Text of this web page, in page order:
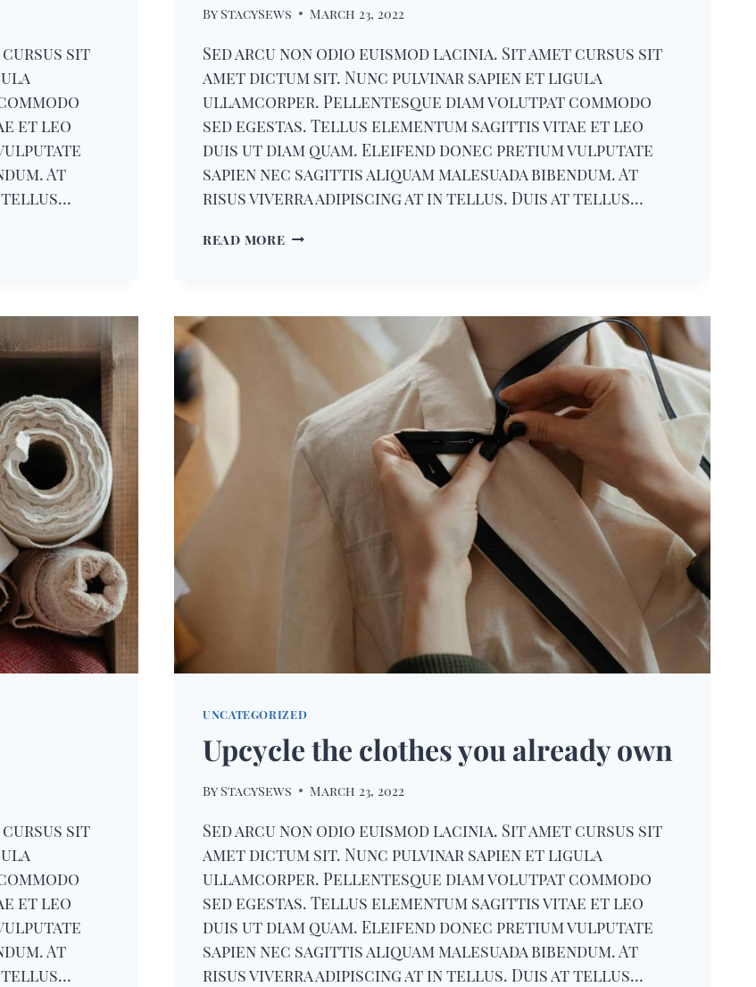
cursus sit
et leo
At
tellus…
By StacySews March 23, 2022
Sed arcu non odio euismod lacinia. Sit amet cursus sit
amet dictum sit. Nunc pulvinar sapien et ligula
ullamcorper. Pellentesque diam volutpat commodo
sed egestas. Tellus elementum sagittis vitae et leo
duis ut diam quam. Eleifend donec pretium vulputate
sapien nec sagittis aliquam malesuada bibendum. At
risus viverra adipiscing at in tellus. Duis at tellus…
READ MOREANOTHER
cursus sit
et leo
At
tellus…
UNCATEGORIZED
Upcycle the clothes you already own
By StacySews March 23, 2022
Sed arcu non odio euismod lacinia. Sit amet cursus sit
amet dictum sit. Nunc pulvinar sapien et ligula
ullamcorper. Pellentesque diam volutpat commodo
sed egestas. Tellus elementum sagittis vitae et leo
duis ut diam quam. Eleifend donec pretium vulputate
sapien nec sagittis aliquam malesuada bibendum. At
risus viverra adipiscing at in tellus. Duis at tellus…